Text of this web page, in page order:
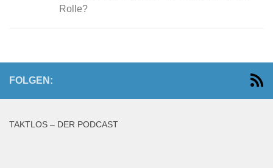
Rolle?
FOLGEN:
TAKTLOS – DER PODCAST